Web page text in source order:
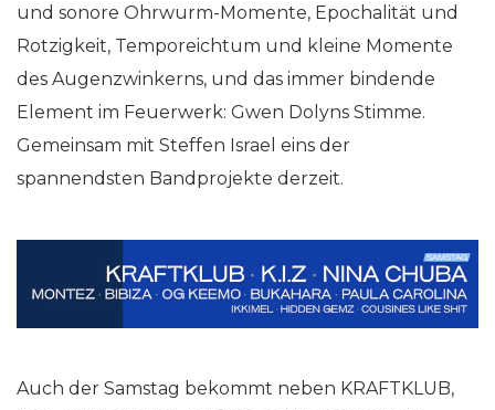
und sonore Ohrwurm-Momente, Epochalität und
Rotzigkeit, Temporeichtum und kleine Momente
des Augenzwinkerns, und das immer bindende
Element im Feuerwerk: Gwen Dolyns Stimme.
Gemeinsam mit Steffen Israel eins der
spannendsten Bandprojekte derzeit.
Auch der Samstag bekommt neben KRAFTKLUB,